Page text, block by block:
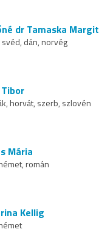
dr Tamaska Margit
dán, norvég
horvát, szerb, szlovén
Mária
román
Kellig